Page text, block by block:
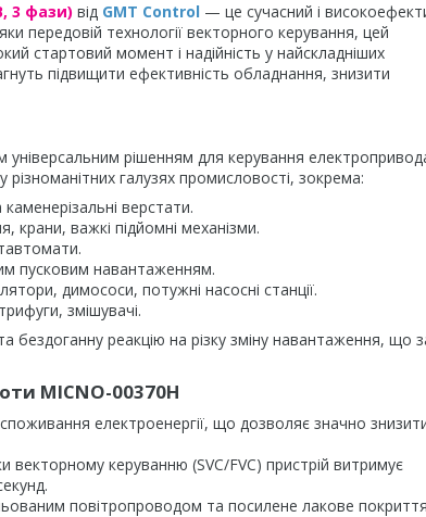
3 фази) від GMT Control — це сучасний і
передовій технології векторного керування, цей
стартовий момент і надійність у найскладніших
підвищити ефективність обладнання, знизити
універсальним рішенням для керування
галузях промисловості, зокрема:
верстати.
крани, важкі підйомні механізми.
пусковим навантаженням.
димососи, потужні насосні станції.
змішувачі.
бездоганну реакцію на різку зміну навантаження, що
MICNO-00370H
електроенергії, що дозволяє значно
векторному керуванню (SVC/FVC) пристрій витримує
повітропроводом та посилене лакове покриття